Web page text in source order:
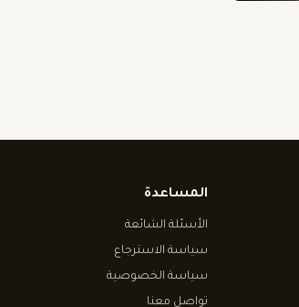
المساعدة
الأسئلة الشائعة
سياسة الاسترجاع
سياسة الخصوصية
تواصل معنا